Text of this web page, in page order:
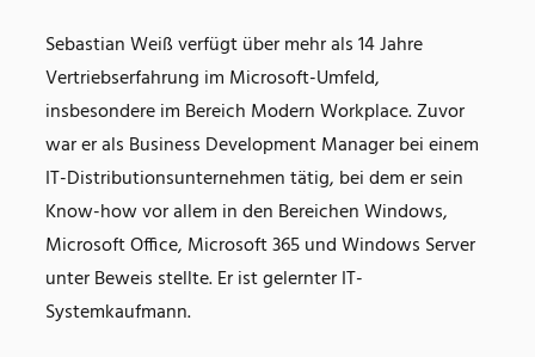
Sebastian Weiß verfügt über mehr als 14 Jahre
Vertriebserfahrung im Microsoft-Umfeld,
insbesondere im Bereich Modern Workplace. Zuvor
war er als Business Development Manager bei einem
IT-Distributionsunternehmen tätig, bei dem er sein
Know-how vor allem in den Bereichen Windows,
Microsoft Office, Microsoft 365 und Windows Server
unter Beweis stellte. Er ist gelernter IT-
Systemkaufmann.